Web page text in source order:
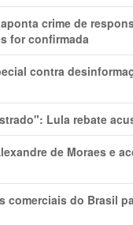
crime de
for confirmada
contra
Lula rebate
de Moraes e
comerciais do Brasil